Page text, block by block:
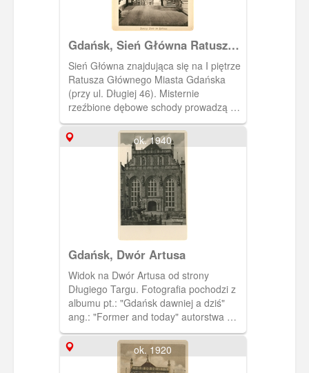
Gdańsk, Sień Główna Ratusza
Głównego Miasta Gdańska
(Rathaus, Diele)
Sień Główna znajdująca się na I piętrze
Ratusza Głównego Miasta Gdańska
(przy ul. Długiej 46). Misternie
rzeźbione dębowe schody prowadzą na
II piętro. Malowidło umieszczone
niegdyś na suficie nie przetrwało II
wojny światowej (ob. znajduje się tam
obraz wykonany przez Józefę Wnukową
przedstawiający wjazd Jana III
Sobieskiego do Gdańska w 1677 r.
Fotografia pochodzi z albumu "Danzig
und Umgebung in Bildern".
ok. 1940
Gdańsk, Dwór Artusa
Widok na Dwór Artusa od strony
Długiego Targu. Fotografia pochodzi z
albumu pt.: "Gdańsk dawniej a dziś"
ang.: "Former and today" autorstwa M.
Dobrzykowskiego. W kartonowej
kopercie w kolorze szałwiowej zieleni
jest 14 zdjęć przedwojennego i
ok. 1920